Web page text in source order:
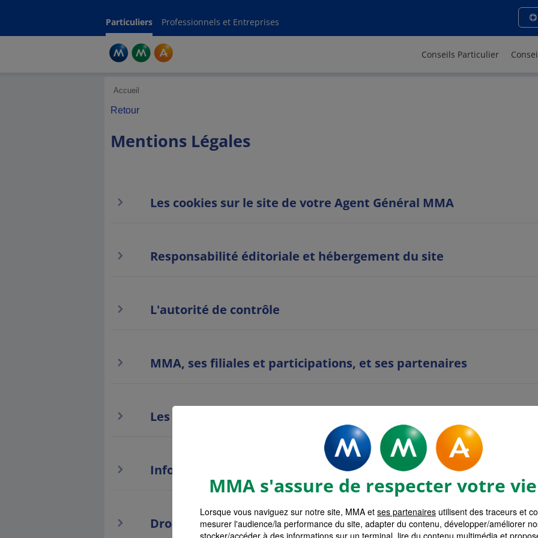
Particuliers Professionnels et Entreprises
Conseils Particulier
Mentions légales - MMA MONT
Accueil
Retour
Mentions Légales
Les cookies sur le site de votre Agent Général MMA
Responsabilité éditoriale et hébergement du site
L'autorité de contrôle
MMA, ses filiales et participations, et ses partenaires
Les liens hypertextes
Information paiement
Droit de renonciation
MMA s'assure de respecter votre
Lorsque vous naviguez sur notre site, MMA et ses partenaires utilisent des traceurs et
mesurer l'audience/la performance du site, adapter du contenu, développer/améliorer
stocker/accéder à des informations sur un terminal, lire du contenu multimédia et